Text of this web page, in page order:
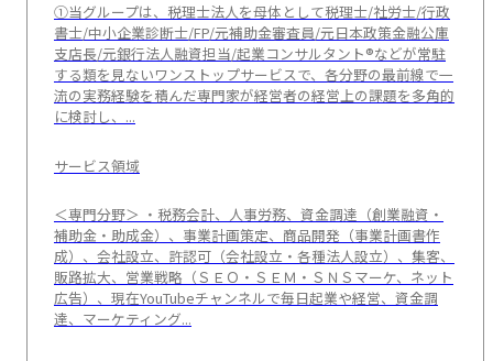
①当グループは、税理士法人を母体として税理士/社労士/行政
書士/中小企業診断士/FP/元補助金審査員/元日本政策金融公庫
支店長/元銀行法人融資担当/起業コンサルタント®などが常駐
する類を見ないワンストップサービスで、各分野の最前線で一
流の実務経験を積んだ専門家が経営者の経営上の課題を多角的
に検討し、...
サービス領域
＜専門分野＞ ・税務会計、人事労務、資金調達（創業融資・
補助金・助成金）、事業計画策定、商品開発（事業計画書作
成）、会社設立、許認可（会社設立・各種法人設立）、集客、
販路拡大、営業戦略（ＳＥＯ・ＳＥＭ・ＳＮＳマーケ、ネット
広告）、現在YouTubeチャンネルで毎日起業や経営、資金調
達、マーケティング...